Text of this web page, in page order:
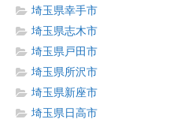
埼玉県幸手市
埼玉県志木市
埼玉県戸田市
埼玉県所沢市
埼玉県新座市
埼玉県日高市